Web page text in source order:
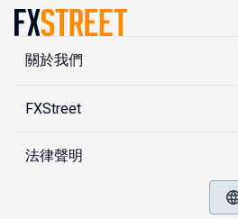
關於我們
FXStreet
法律聲明